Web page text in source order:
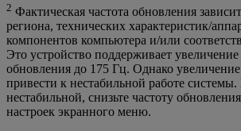
2 Фактическая частота обновления
региона, технических характеристик/
компонентов компьютера и/или
Это устройство поддерживает увеличение
обновления до 175 Гц. Однако
привести к нестабильной работе системы.
нестабильной, снизьте частоту
настроек экранного меню.